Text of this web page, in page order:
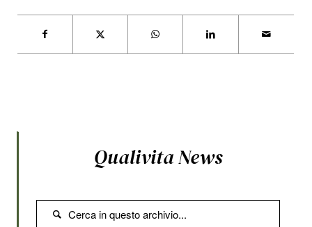
Qualivita News
